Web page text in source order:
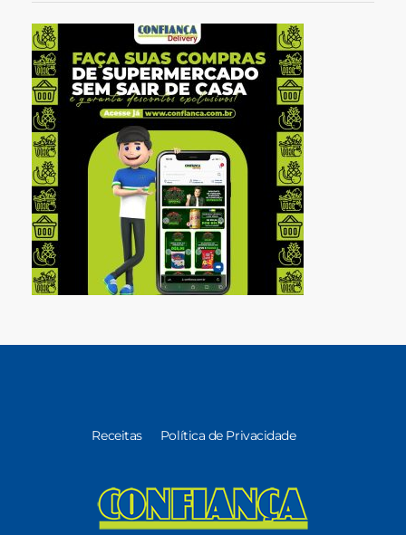
Receitas Política de Privacidade